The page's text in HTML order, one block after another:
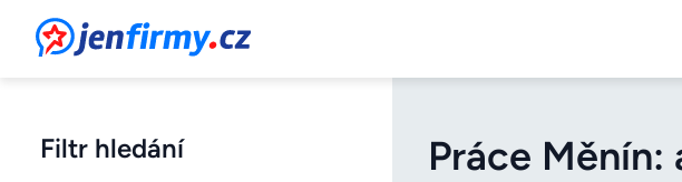
JenFirmy.cz
Filtr hledání
Práce Měnín: